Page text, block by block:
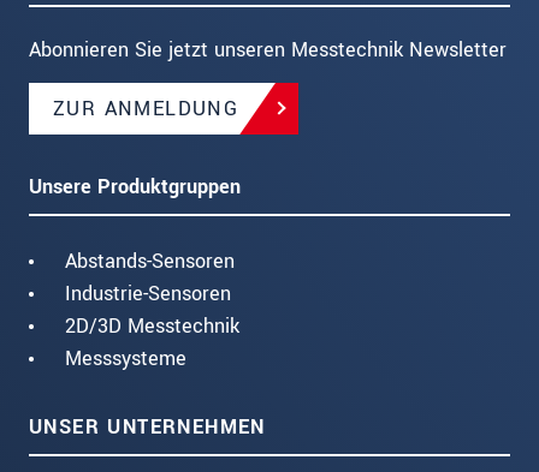
Abonnieren Sie jetzt unseren Messtechnik Newsletter
ZUR ANMELDUNG
Unsere Produktgruppen
Abstands-Sensoren
Industrie-Sensoren
2D/3D Messtechnik
Messsysteme
UNSER UNTERNEHMEN